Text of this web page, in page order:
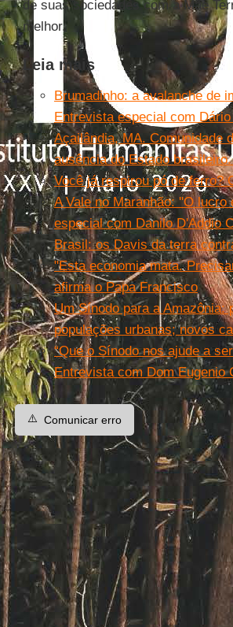
de suas sociedades com a Mãe
melhor.
Leia mais
Brumadinho: a avalanche de
Entrevista especial com
Açailândia, MA. Comunidade
ausência do Estado
Você já respirou pó de ferro?
A Vale no Maranhão: ''O
especial com Danilo D'Addio
Brasil: os Davis da terra
"Esta economia mata.
afirma o Papa Francisco
Um Sínodo para a
populações urbanas; novos
“Que o Sínodo nos ajude a
Entrevista com Dom Eugenio
⚠️ Comunicar erro